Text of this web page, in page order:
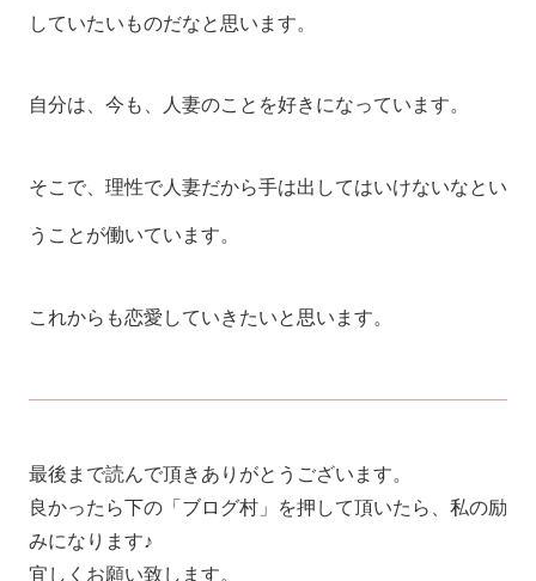
していたいものだなと思います。
自分は、今も、人妻のことを好きになっています。
そこで、理性で人妻だから手は出してはいけないなとい
うことが働いています。
これからも恋愛していきたいと思います。
最後まで読んで頂きありがとうございます。
良かったら下の「ブログ村」を押して頂いたら、私の励
みになります♪
宜しくお願い致します。